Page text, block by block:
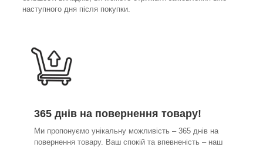
наступного дня після покупки.
365 днів на повернення товару!
Ми пропонуємо унікальну можливість – 365 днів на
повернення товару. Ваш спокій та впевненість – наш